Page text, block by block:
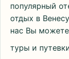
популярный
отдых в
нас Вы
туры и